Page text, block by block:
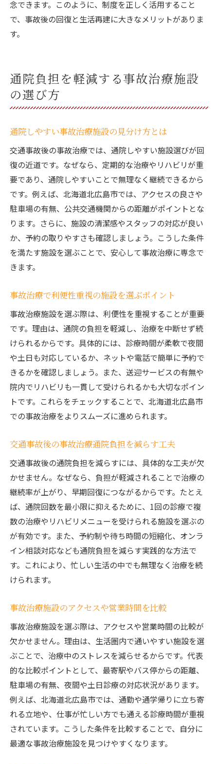
念できます。このように、制度を正しく活用すること
で、事故後の回復と生活再建に大きなメリットがありま
す。
通院負担を軽減する事故治療施設
の選び方
通院しやすい事故治療施設の見分け方とは
交通事故後の事故治療では、通院しやすい施設選びが回
復の近道です。なぜなら、定期的な治療やリハビリが重
要であり、通院しやすいことで無理なく継続できるから
です。例えば、北海道北広島市では、アクセスの良さや
駐車場の有無、公共交通機関からの距離がポイントとな
ります。さらに、施設の清潔感やスタッフの対応が良い
か、予約の取りやすさも確認しましょう。こうした条件
を満たす施設を選ぶことで、安心して事故治療に専念で
きます。
事故治療で利便性重視の施設を選ぶポイント
事故治療施設を選ぶ際は、利便性を重視することが重要
です。理由は、通院の負担を軽減し、治療を中断せず続
けられるからです。具体的には、診療時間が柔軟で夜間
や土日も対応しているか、ネットや電話で簡単に予約で
きるかを確認しましょう。また、送迎サービスの有無や
院内でリハビリも一貫して受けられるかも大切なポイン
トです。これらをチェックすることで、北海道北広島市
での事故治療をよりスムーズに進められます。
交通事故後の事故治療通院負担を減らす工夫
交通事故後の通院負担を減らすには、具体的な工夫が欠
かせません。なぜなら、負担が軽減されることで治療の
継続率が上がり、早期回復につながるからです。たとえ
ば、通院回数を最小限に抑えるために、1回の診療で複
数の治療やリハビリメニューを受けられる施設を選ぶの
が有効です。また、予約制や待ち時間の短縮化、オンラ
イン相談対応なども通院負担を減らす実践的な方法で
す。これにより、忙しい生活の中でも無理なく治療を続
けられます。
事故治療施設のアクセスや営業時間を比較
事故治療施設を選ぶ際は、アクセスや営業時間の比較が
欠かせません。理由は、生活圏内で通いやすい施設を選
ぶことで、治療中のストレスを減らせるからです。代表
的な比較ポイントとして、最寄駅やバス停からの距離、
駐車場の有無、夜間や土日診療の対応状況があります。
例えば、北海道北広島市では、通勤や通学帰りに立ち寄
れる立地や、仕事が忙しい方でも通える診療時間が重視
されています。こうした条件を比較することで、自分に
最適な事故治療施設を見つけやすくなります。